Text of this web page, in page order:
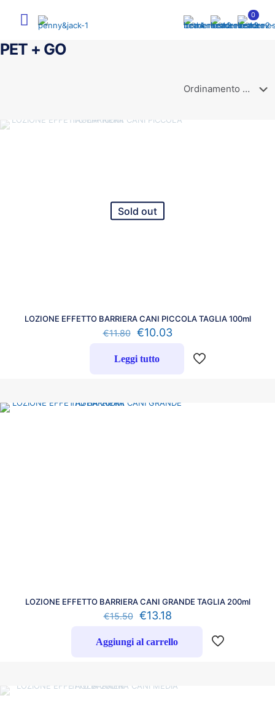
0
PET + GO
Sold out
LOZIONE EFFETTO BARRIERA CANI PICCOLA TAGLIA 100ml
€11.80 €10.03
Leggi tutto
LOZIONE EFFETTO BARRIERA CANI GRANDE TAGLIA 200ml
€15.50 €13.18
Aggiungi al carrello